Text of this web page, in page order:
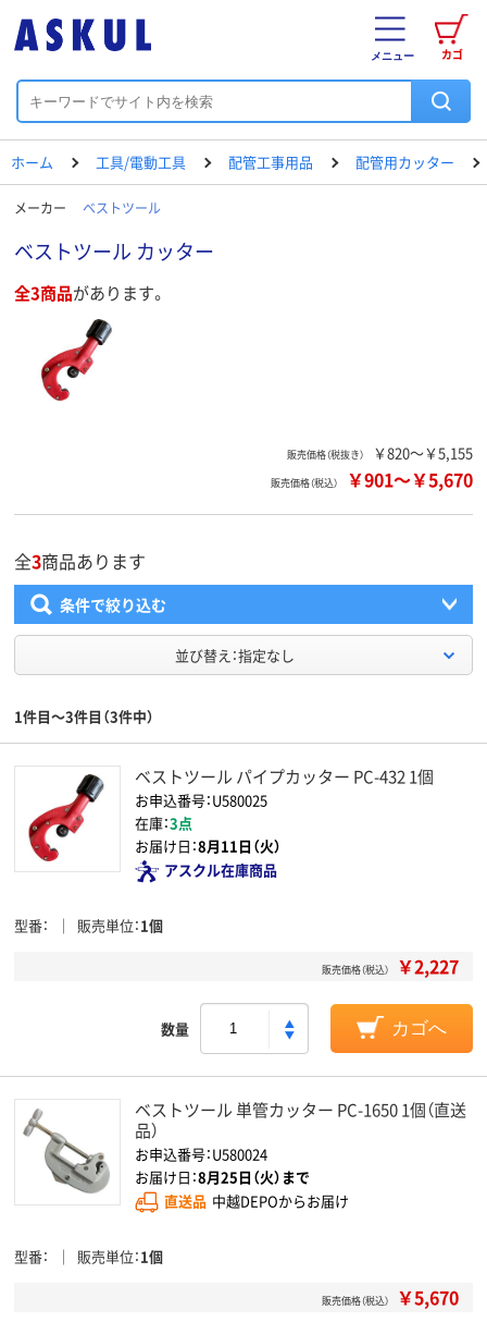
カゴ
メニュー
ホーム 工具/電動工具 配管工事用品 配管用カッター
メーカー ベストツール
ベストツール カッター
全3商品があります。
販売価格（税抜き） ￥820～￥5,155
販売価格（税込） ￥901～￥5,670
全3商品あります
条件で絞り込む
並び替え：指定なし
1件目～3件目（3件中）
ベストツール パイプカッター PC-432 1個
お申込番号：U580025
在庫：3点
お届け日：8月11日（火）
アスクル在庫商品
型番 販売単位 1個
販売価格（税込） ￥2,227
数量 カゴへ
ベストツール 単管カッター PC-1650 1個（直送
品）
お申込番号：U580024
お届け日：8月25日（火）まで
直送品 中越DEPOからお届け
型番 販売単位 1個
販売価格（税込） ￥5,670